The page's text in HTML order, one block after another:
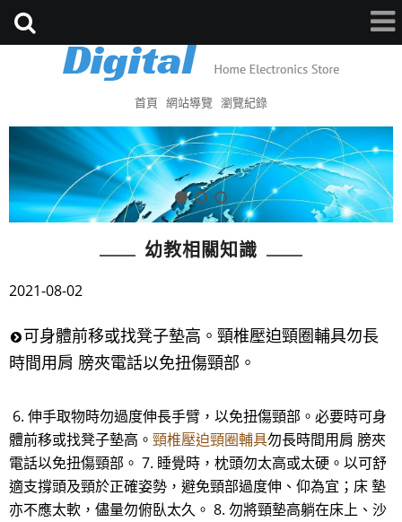
首頁 網站導覽 瀏覽紀錄
幼教相關知識
2021-08-02
可身體前移或找凳子墊高。頸椎壓迫頸圈輔具勿長
時間用肩 膀夾電話以免扭傷頸部。
6. 伸手取物時勿過度伸長手臂，以免扭傷頸部。必要時可身
體前移或找凳子墊高。 頸椎壓迫頸圈輔具勿長時間用肩 膀夾
電話以免扭傷頸部。 7. 睡覺時，枕頭勿太高或太硬。以可舒
適支撐頭及頸於正確姿勢，避免頸部過度伸、仰為宜；床 墊
亦不應太軟，儘量勿俯臥太久。 8. 勿將頸墊高躺在床上、沙